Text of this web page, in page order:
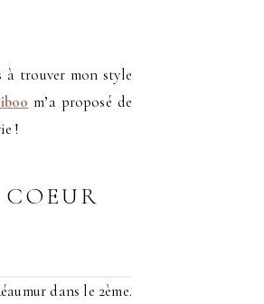
à trouver mon style
m’a proposé de
!
dans le 2ème.